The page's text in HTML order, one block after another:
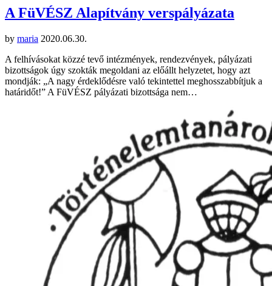
A FüVÉSZ Alapítvány verspályázata
by maria 2020.06.30.
A felhívásokat közzé tevő intézmények, rendezvények, pályázati
bizottságok úgy szokták megoldani az előállt helyzetet, hogy azt
mondják: „A nagy érdeklődésre való tekintettel meghosszabbítjuk a
határidőt!” A FüVÉSZ pályázati bizottsága nem…